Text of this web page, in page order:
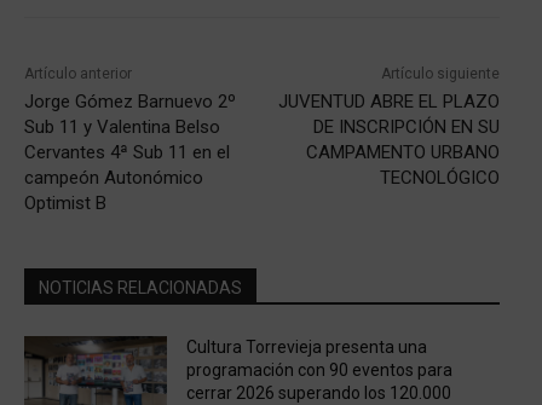
Artículo anterior
Jorge Gómez Barnuevo 2º
Sub 11 y Valentina Belso
Cervantes 4ª Sub 11 en el
campeón Autonómico
Optimist B
Artículo siguiente
JUVENTUD ABRE EL PLAZO
DE INSCRIPCIÓN EN SU
CAMPAMENTO URBANO
TECNOLÓGICO
NOTICIAS RELACIONADAS
Cultura Torrevieja presenta una
programación con 90 eventos para
cerrar 2026 superando los 120.000